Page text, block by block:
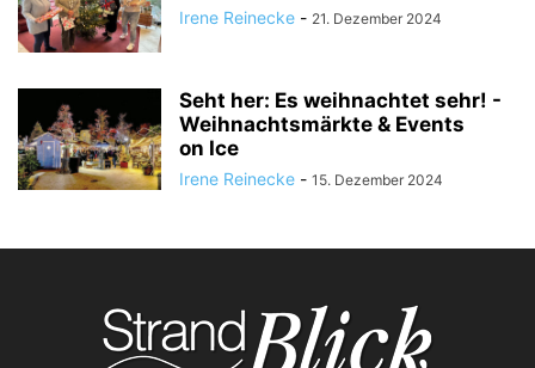
Irene Reinecke - 21. Dezember 2024
Seht her: Es weihnachtet sehr! -
Weihnachtsmärkte & Events
on Ice
Irene Reinecke - 15. Dezember 2024